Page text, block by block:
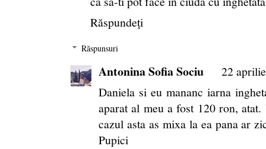
Răspundeți
Răspunsuri
Antonina Sofia Sociu
22
Daniela si eu mananc iarna
aparat al meu a fost 120 ron,
cazul asta as mixa la ea pana ar
Pupici